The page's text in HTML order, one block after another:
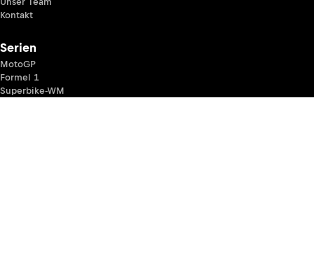
Kontakt
Serien
MotoGP
Formel 1
Superbike-WM